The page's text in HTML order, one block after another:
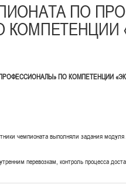
ПО
ПО КОМПЕТЕНЦИИ
чемпионата выполняли задания
перевозкам, контроль процесса